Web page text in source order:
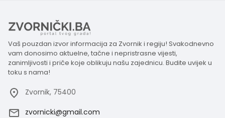
Vaš pouzdan izvor informacija za Zvornik i regiju! Svakodnevno
vam donosimo aktuelne, tačne i nepristrasne vijesti,
zanimljivosti i priče koje oblikuju našu zajednicu. Budite uvijek u
toku s nama!
Zvornik, 75400
zvornicki@gmail.com